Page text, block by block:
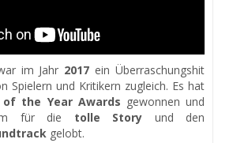
im Jahr 2017 ein Überraschungshit
Spielern und Kritikern zugleich. Es hat
of the Year Awards gewonnen und
für die tolle Story und den
gelobt.